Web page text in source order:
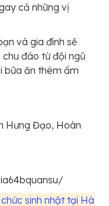
cả những vị
và gia đình sẽ
đáo từ đội ngũ
bữa ăn thêm ấm
Hưng Đạo, Hoàn
sinh nhật tại Hà